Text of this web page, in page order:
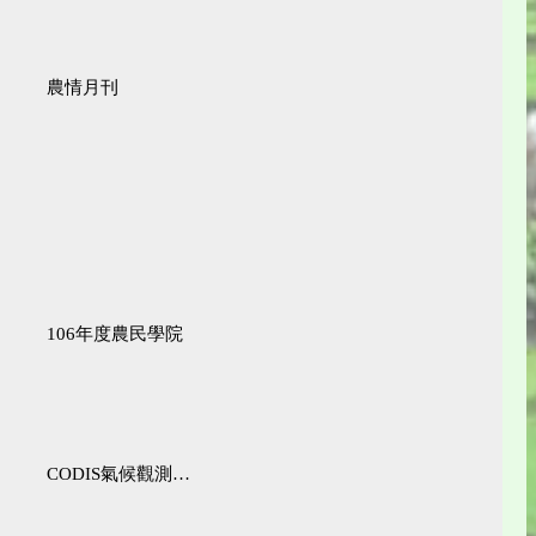
農情月刊
106年度農民學院
CODIS氣候觀測資料查詢服務